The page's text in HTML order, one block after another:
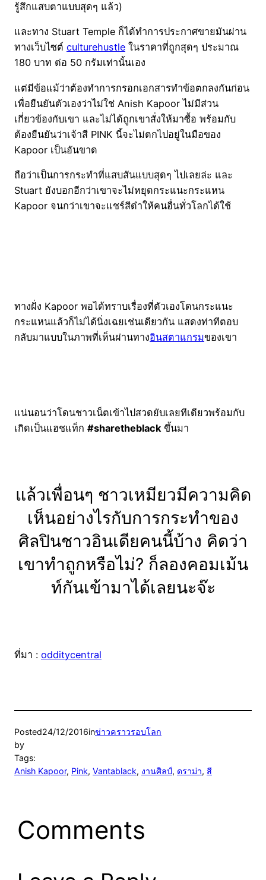
รู้สึกแสบตาแบบสุดๆ แล้ว)
และทาง Stuart Temple ก็ได้ทำการประกาศขายมันผ่าน
ทางเว็บไซต์ culturehustle ในราคาที่ถูกสุดๆ ประมาณ
180 บาท ต่อ 50 กรัมเท่านั้นเอง
แต่มีข้อแม้ว่าต้องทำการกรอกเอกสารทำข้อตกลงกันก่อน
เพื่อยืนยันตัวเองว่าไม่ใช่ Anish Kapoor ไม่มีส่วน
เกี่ยวข้องกับเขา และไม่ได้ถูกเขาสั่งให้มาซื้อ พร้อมกับ
ต้องยืนยันว่าเจ้าสี PINK นี้จะไม่ตกไปอยู่ในมือของ
Kapoor เป็นอันขาด
ถือว่าเป็นการกระทำที่แสบสันแบบสุดๆ ไปเลยล่ะ และ
Stuart ยังบอกอีกว่าเขาจะไม่หยุดกระแนะกระแหน
Kapoor จนกว่าเขาจะแชร์สีดำให้คนอื่นทั่วโลกได้ใช้
ทางฝั่ง Kapoor พอได้ทราบเรื่องที่ตัวเองโดนกระแนะ
กระแหนแล้วก็ไม่ได้นิ่งเฉยเช่นเดียวกัน แสดงท่าทีตอบ
กลับมาแบบในภาพที่เห็นผ่านทางอินสตาแกรมของเขา
แน่นอนว่าโดนชาวเน็ตเข้าไปสวดยับเลยทีเดียวพร้อมกับ
เกิดเป็นแฮชแท็ก #sharetheblack ขึ้นมา
แล้วเพื่อนๆ ชาวเหมียวมีความคิด
เห็นอย่างไรกับการกระทำของ
ศิลปินชาวอินเดียคนนี้บ้าง คิดว่า
เขาทำถูกหรือไม่? ก็ลองคอมเม้น
ท์กันเข้ามาได้เลยนะจ๊ะ
ที่มา : odditycentral
Posted24/12/2016inข่าวคราวรอบโลก
by
Tags:
Anish Kapoor, Pink, Vantablack, งานศิลป์, ดราม่า, สี
Comments